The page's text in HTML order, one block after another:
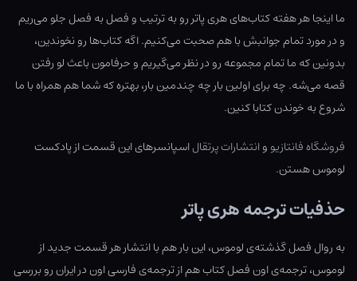
ما اینجا هر هفته کتاب‌های هری پاتر رو به ترتیب و فصل به فصل جلو می‌ریم
و در مورد تمام جوانبش با هم صحبت می‌کنیم. اگه کتاب‌ها رو نخوندین،
بدونین که ما تمام مجموعه رو در نظر می‌گیریم و حرفامون باعث لو رفتن
قصه می‌شه. چه برای اولین بار چه چندمین بار، بهتره که شما هم همراه با ما
شروع به خوندن کتابا کنین.
فروشگاه فانتازیو وانتشارات پرتقالاسپانسرهای این قسمت از پادکست
لوموس هستن.
حذفیات ترجمه هری پاتر
به روال فصل گذشته‌ی لوموس، این بار هم با انتشار هر قسمت جدید از
لوموس، ترجمه‌ی اون فصل کتاب هم از ترجمه‌ی فارسی اون در ایران رو بررسی